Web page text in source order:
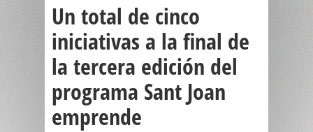
Un total de cinco
iniciativas a la final de
la tercera edición del
programa Sant Joan
emprende